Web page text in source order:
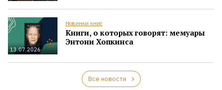
13.07.2026
Новинки книг
Книги, о которых говорят: мемуары
Энтони Хопкинса
Все новости